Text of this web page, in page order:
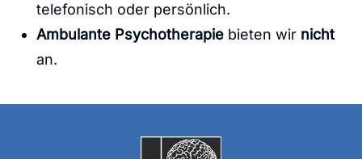
telefonisch oder persönlich.
Ambulante Psychotherapie bieten wir nicht
an.